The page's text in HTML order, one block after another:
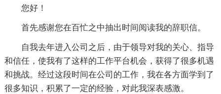
您好！
首先感谢您在百忙之中抽出时间阅读我的辞职信。
自我去年进入公司之后，由于领导对我的关心、指导
和信任，使我有了这样的工作平台机会，获得了很多机遇
和挑战。经过这段时间在公司的工作，我在各方面学到了
很多知识，积累了一定的经验，对此我深表感激。